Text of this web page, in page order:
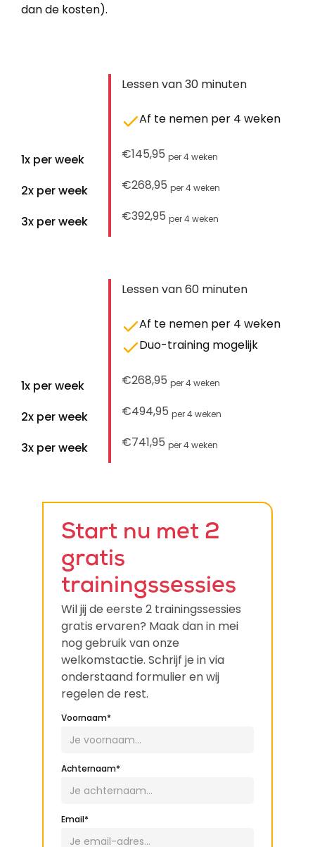
dan de kosten).
Lessen van 30 minuten
Af te nemen per 4 weken
1x per week €145,95 per 4 weken
2x per week €268,95 per 4 weken
3x per week €392,95 per 4 weken
Lessen van 60 minuten
Af te nemen per 4 weken
Duo-training mogelijk
1x per week €268,95 per 4 weken
2x per week €494,95 per 4 weken
3x per week €741,95 per 4 weken
Start nu met 2
gratis
trainingssessies
Wil jij de eerste 2 trainingssessies
gratis ervaren? Maak dan in mei
nog gebruik van onze
welkomstactie. Schrijf je in via
onderstaand formulier en wij
regelen de rest.
Voornaam*
Achternaam*
Email*